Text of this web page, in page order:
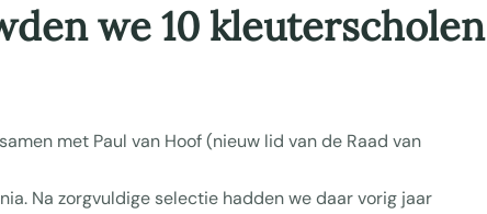
we 10 kleuterscholen
met Paul van Hoof (nieuw lid van de Raad van
Na zorgvuldige selectie hadden we daar vorig jaar